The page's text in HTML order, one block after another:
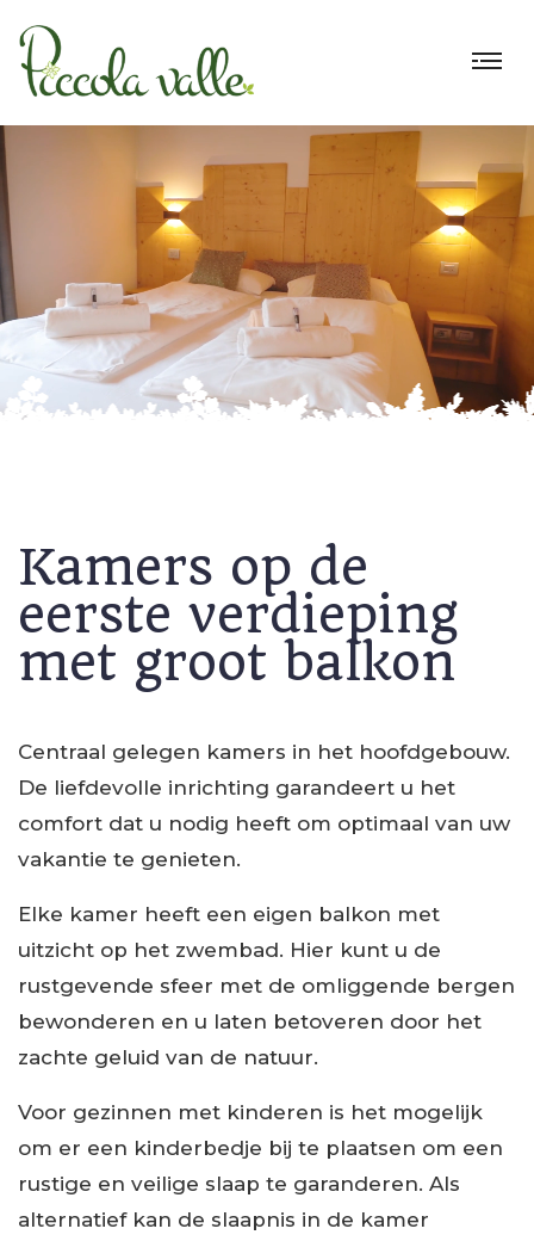
Kamers op de
eerste verdieping
met groot balkon
Centraal gelegen kamers in het hoofdgebouw.
De liefdevolle inrichting garandeert u het
comfort dat u nodig heeft om optimaal van uw
vakantie te genieten.
Elke kamer heeft een eigen balkon met
uitzicht op het zwembad. Hier kunt u de
rustgevende sfeer met de omliggende bergen
bewonderen en u laten betoveren door het
zachte geluid van de natuur.
Voor gezinnen met kinderen is het mogelijk
om er een ​​kinderbedje bij te plaatsen om een ​​
rustige en veilige slaap te garanderen. Als
alternatief kan de slaapnis in de kamer